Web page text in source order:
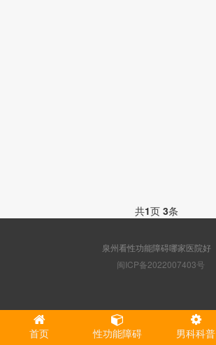
共1页 3条
泉州看性功能障碍哪家医院好
闽ICP备2022007403号
首页 性功能障碍 男科科普
http://5g.120qzyy.com